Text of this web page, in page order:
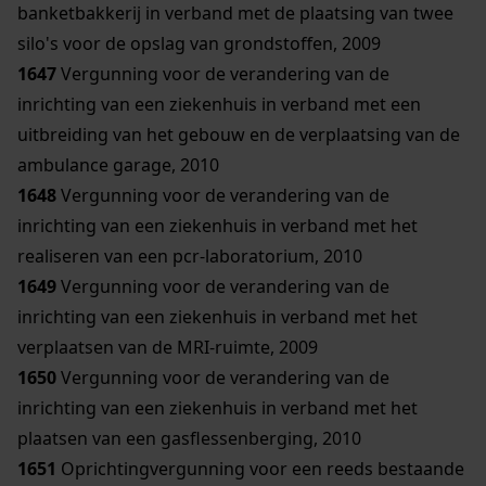
banketbakkerij in verband met de plaatsing van twee
silo's voor de opslag van grondstoffen, 2009
1647Vergunning voor de verandering van de
inrichting van een ziekenhuis in verband met een
uitbreiding van het gebouw en de verplaatsing van de
ambulance garage, 2010
1648Vergunning voor de verandering van de
inrichting van een ziekenhuis in verband met het
realiseren van een pcr-laboratorium, 2010
1649Vergunning voor de verandering van de
inrichting van een ziekenhuis in verband met het
verplaatsen van de MRI-ruimte, 2009
1650Vergunning voor de verandering van de
inrichting van een ziekenhuis in verband met het
plaatsen van een gasflessenberging, 2010
1651 Oprichtingvergunning voor een reeds bestaande